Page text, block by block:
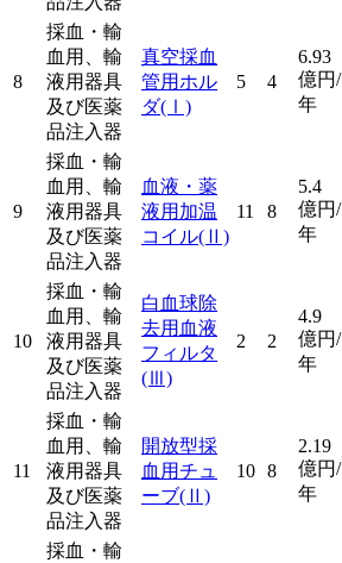
8
採血・輸
血用、輸
液用器具
及び医薬
品注入器
真空採血
管用ホル
ダ(Ⅰ)
5 4
6.93
億円/
年
9
採血・輸
血用、輸
液用器具
及び医薬
品注入器
血液・薬
液用加温
コイル(Ⅱ)
11 8
5.4
億円/
年
10
採血・輸
血用、輸
液用器具
及び医薬
品注入器
白血球除
去用血液
フィルタ
(Ⅲ)
2 2
4.9
億円/
年
11
採血・輸
血用、輸
液用器具
及び医薬
品注入器
開放型採
血用チュ
ーブ(Ⅱ)
10 8
2.19
億円/
年
採血・輸